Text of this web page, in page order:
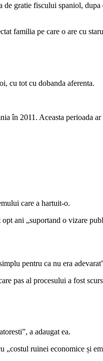
gratie fiscului spaniol,
familia pe care o are cu
cu tot cu dobanda aferenta.
în 2011. Aceasta perioada
care a hartuit-o.
ani „suportand o vizare
pentru ca nu era
pas al procesului a fost
a adaugat ea.
„costul ruinei economice și